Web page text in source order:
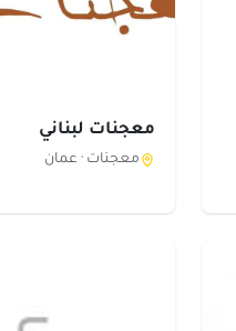
معجنات لبناني
معجنات · عمان